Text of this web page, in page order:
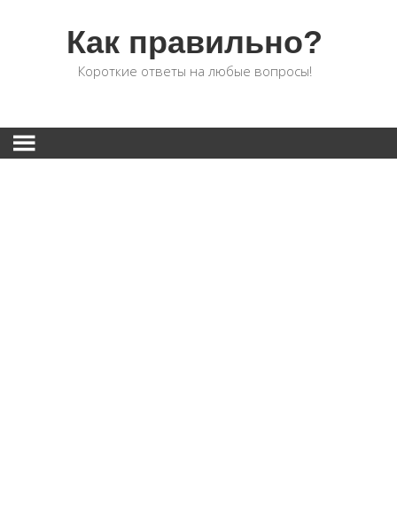
Как правильно?
Короткие ответы на любые вопросы!